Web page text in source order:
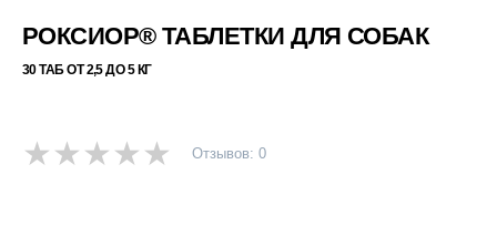
РОКСИОР® ТАБЛЕТКИ ДЛЯ СОБАК
30 ТАБ ОТ 2,5 ДО 5 КГ
Отзывов: 0